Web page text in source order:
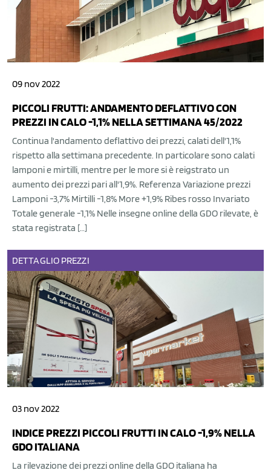
09 nov 2022
PICCOLI FRUTTI: ANDAMENTO DEFLATTIVO CON
PREZZI IN CALO -1,1% NELLA SETTIMANA 45/2022
Continua l'andamento deflattivo dei prezzi, calati dell'1,1%
rispetto alla settimana precedente. In particolare sono calati
lamponi e mirtilli, mentre per le more si è reigstrato un
aumento dei prezzi pari all'1,9%. Referenza Variazione prezzi
Lamponi -3,7% Mirtilli -1,8% More +1,9% Ribes rosso Invariato
Totale generale -1,1% Nelle insegne online della GDO rilevate, è
stata registrata […]
DETTAGLIO PREZZI
03 nov 2022
INDICE PREZZI PICCOLI FRUTTI IN CALO -1,9% NELLA
GDO ITALIANA
La rilevazione dei prezzi online della GDO italiana ha